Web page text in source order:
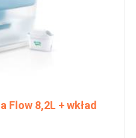
Flow 8,2L + wkład